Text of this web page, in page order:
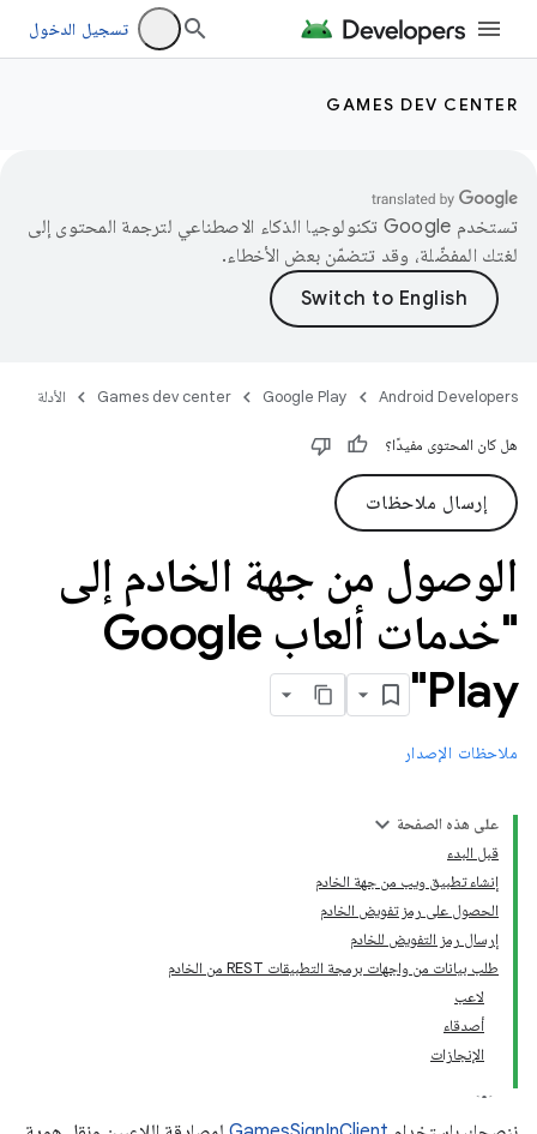
تسجيل الدخول
GAMES DEV CENTER
تستخدم Google تكنولوجيا الذكاء الاصطناعي لترجمة المحتوى إلى
لغتك المفضّلة، وقد تتضمّن بعض الأخطاء.
Android Developers
Google Play
Games dev center الأدلة
هل كان المحتوى مفيدًا؟
إرسال ملاحظات
الوصول من جهة الخادم إلى
"خدمات ألعاب Google
Play"
ملاحظات الإصدار
على هذه الصفحة
قبل البدء
إنشاء تطبيق ويب من جهة الخادم
الحصول على رمز تفويض الخادم
إرسال رمز التفويض للخادم
طلب بيانات من واجهات برمجة التطبيقات REST من الخادم
لاعب
أصدقاء
الإنجازات